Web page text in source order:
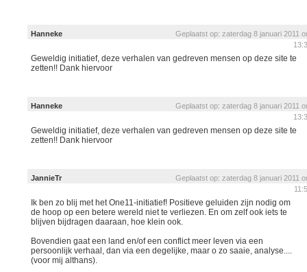
Hanneke
Geplaatst op: zaterdag 8 januari 2011
Geweldig initiatief, deze verhalen van gedreven mensen op deze site te
zetten!! Dank hiervoor
Hanneke
Geplaatst op: zaterdag 8 januari 2011
Geweldig initiatief, deze verhalen van gedreven mensen op deze site te
zetten!! Dank hiervoor
JannieTr
Geplaatst op: zaterdag 8 januari 2011
Ik ben zo blij met het One11-initiatief! Positieve geluiden zijn nodig om
de hoop op een betere wereld niet te verliezen. En om zelf ook iets te
blijven bijdragen daaraan, hoe klein ook.
Bovendien gaat een land en/of een conflict meer leven via een
persoonlijk verhaal, dan via een degelijke, maar o zo saaie, analyse....
(voor mij althans).